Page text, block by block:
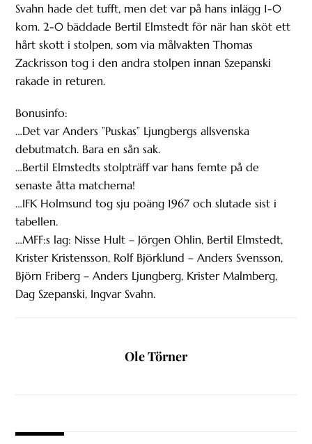
Svahn hade det tufft, men det var på hans inlägg 1-0
kom. 2-0 bäddade Bertil Elmstedt för när han sköt ett
hårt skott i stolpen, som via målvakten Thomas
Zackrisson tog i den andra stolpen innan Szepanski
rakade in returen.
Bonusinfo:
…Det var Anders ”Puskas” Ljungbergs allsvenska
debutmatch. Bara en sån sak.
…Bertil Elmstedts stolpträff var hans femte på de
senaste åtta matcherna!
…IFK Holmsund tog sju poäng 1967 och slutade sist i
tabellen.
…MFF:s lag: Nisse Hult – Jörgen Ohlin, Bertil Elmstedt,
Krister Kristensson, Rolf Björklund – Anders Svensson,
Björn Friberg – Anders Ljungberg, Krister Malmberg,
Dag Szepanski, Ingvar Svahn.
Ole Törner